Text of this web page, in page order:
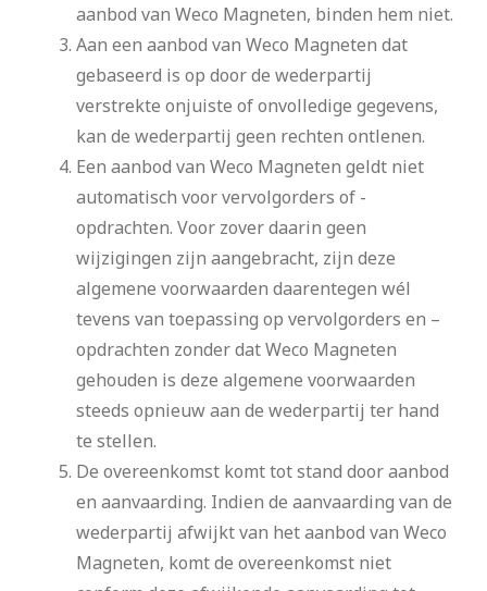
aanbod van Weco Magneten, binden hem niet.
Aan een aanbod van Weco Magneten dat
gebaseerd is op door de wederpartij
verstrekte onjuiste of onvolledige gegevens,
kan de wederpartij geen rechten ontlenen.
Een aanbod van Weco Magneten geldt niet
automatisch voor vervolgorders of -
opdrachten. Voor zover daarin geen
wijzigingen zijn aangebracht, zijn deze
algemene voorwaarden daarentegen wél
tevens van toepassing op vervolgorders en –
opdrachten zonder dat Weco Magneten
gehouden is deze algemene voorwaarden
steeds opnieuw aan de wederpartij ter hand
te stellen.
De overeenkomst komt tot stand door aanbod
en aanvaarding. Indien de aanvaarding van de
wederpartij afwijkt van het aanbod van Weco
Magneten, komt de overeenkomst niet